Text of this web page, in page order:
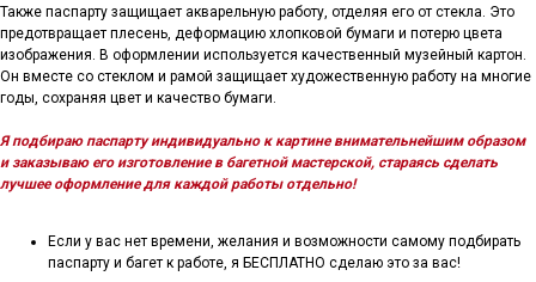
Также паспарту защищает акварельную работу, отделяя его от стекла. Это
предотвращает плесень, деформацию хлопковой бумаги и потерю цвета
изображения. В оформлении используется качественный музейный картон.
Он вместе со стеклом и рамой защищает художественную работу на многие
годы, сохраняя цвет и качество бумаги.
Я подбираю паспарту индивидуально к картине внимательнейшим образом
и заказываю его изготовление в багетной мастерской, стараясь сделать
лучшее оформление для каждой работы отдельно!
Если у вас нет времени, желания и возможности самому подбирать
паспарту и багет к работе, я БЕСПЛАТНО сделаю это за вас!